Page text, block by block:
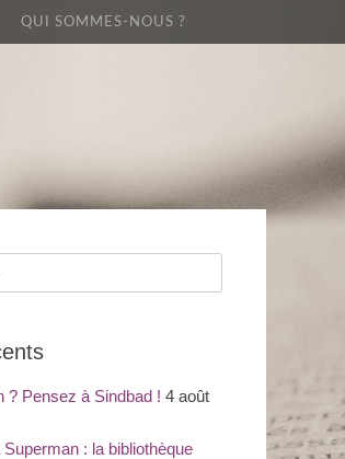
QUI SOMMES-NOUS ?
? Pensez à Sindbad ! 4 août
: la bibliothèque